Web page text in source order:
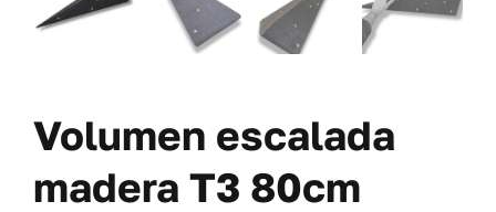
Volumen escalada
madera T3 80cm